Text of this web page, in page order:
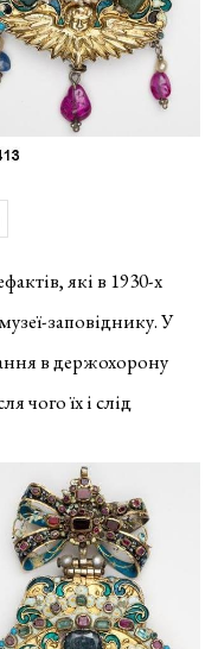
які в 1930-х
заповіднику. У
в держохорону
чого їх і слід